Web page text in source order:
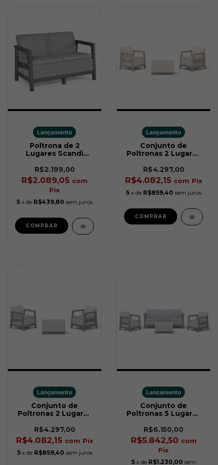
Lançamento
Poltrona de 2
Lugares Scandi
R$2.199,00
R$2.089,05 com
Pix
5 x de R$439,80 sem juros
Lançamento
Conjunto de
Poltronas 2 Lugares
Keter
R$4.297,00
R$4.082,15 com Pix
5 x de R$859,40 sem juros
Lançamento
Conjunto de
Poltronas 2 Lugares
Keter
R$4.297,00
R$4.082,15 com Pix
5 x de R$859,40 sem juros
Lançamento
Conjunto de
Poltronas 5 Lugares
Keter
R$6.150,00
R$5.842,50 com
Pix
5 x de R$1.230,00 sem